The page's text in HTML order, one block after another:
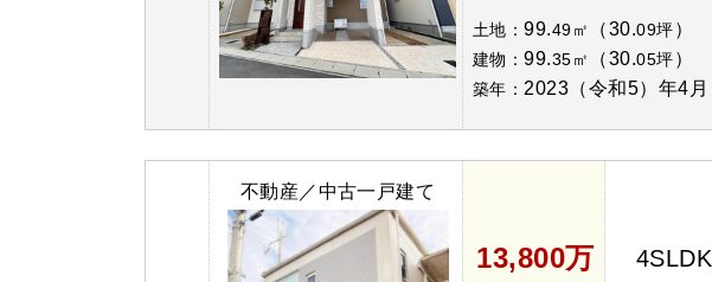
土地：99.49㎡ （30.09坪）
建物：99.35㎡ （30.05坪）
築年： 2023（令和5）年4月
不動産／中古一戸建て
13,800万 4SLDK